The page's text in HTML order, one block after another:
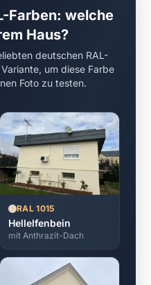
Farben: welche
Haus?
deutschen RAL-
um diese Farbe
Foto zu testen.
RAL 1015
Hellelfenbein
mit Anthrazit-Dach